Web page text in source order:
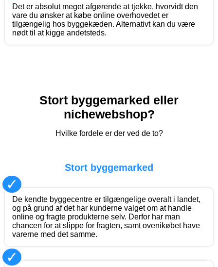
Det er absolut meget afgørende at tjekke, hvorvidt den
vare du ønsker at købe online overhovedet er
tilgængelig hos byggekæden. Alternativt kan du være
nødt til at kigge andetsteds.
Stort byggemarked eller
nichewebshop?
Hvilke fordele er der ved de to?
Stort byggemarked
✓
De kendte byggecentre er tilgængelige overalt i landet,
og på grund af det har kunderne valget om at handle
online og fragte produkterne selv. Derfor har man
chancen for at slippe for fragten, samt ovenikøbet have
varerne med det samme.
✓